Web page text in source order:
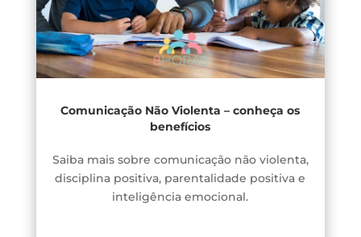
Comunicação Não Violenta – conheça os
benefícios
Saiba mais sobre comunicação não violenta,
disciplina positiva, parentalidade positiva e
inteligência emocional.